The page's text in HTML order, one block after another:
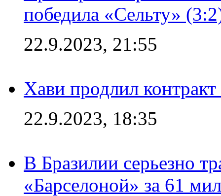
победила «Сельту»
22.9.2023, 21:55
Хави продлил
22.9.2023, 18:35
В Бразилии серьезно
«Барселоной» за 61